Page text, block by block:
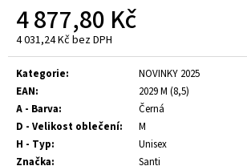
4 877,80 Kč
4 031,24 Kč bez DPH
Měrná
cena:
Kategorie:
NOVINKY 2025
EAN:
2029 M (8,5)
A - Barva:
Černá
D - Velikost oblečení:
M
H - Typ:
Unisex
Značka: Santi
POTÁPĚČSKÁ MASKA MEDIUM
1 190 Kč